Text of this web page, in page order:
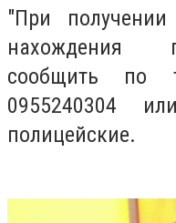
"При
нахождения
сообщить по
0955240304
полицейские.